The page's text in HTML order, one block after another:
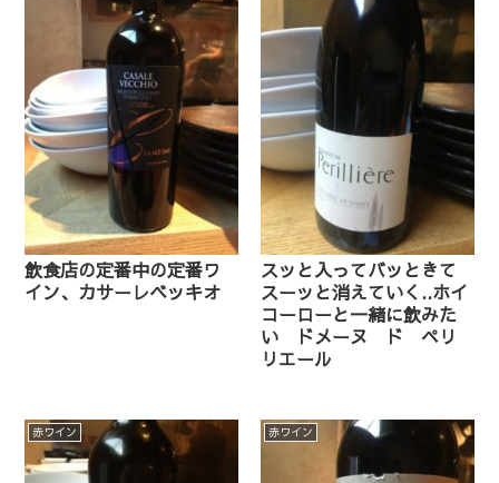
飲食店の定番中の定番ワ
イン、カサーレベッキオ
スッと入ってバッときて
スーッと消えていく..ホイ
コーローと一緒に飲みた
い ドメーヌ ド ペリ
リエール
赤ワイン 赤ワイン